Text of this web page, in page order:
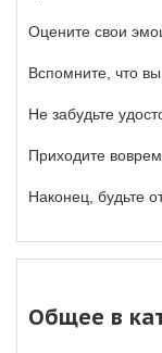
Оцените свои
Вспомните, что
Не забудьте
Приходите
Наконец, будьте
Общее в